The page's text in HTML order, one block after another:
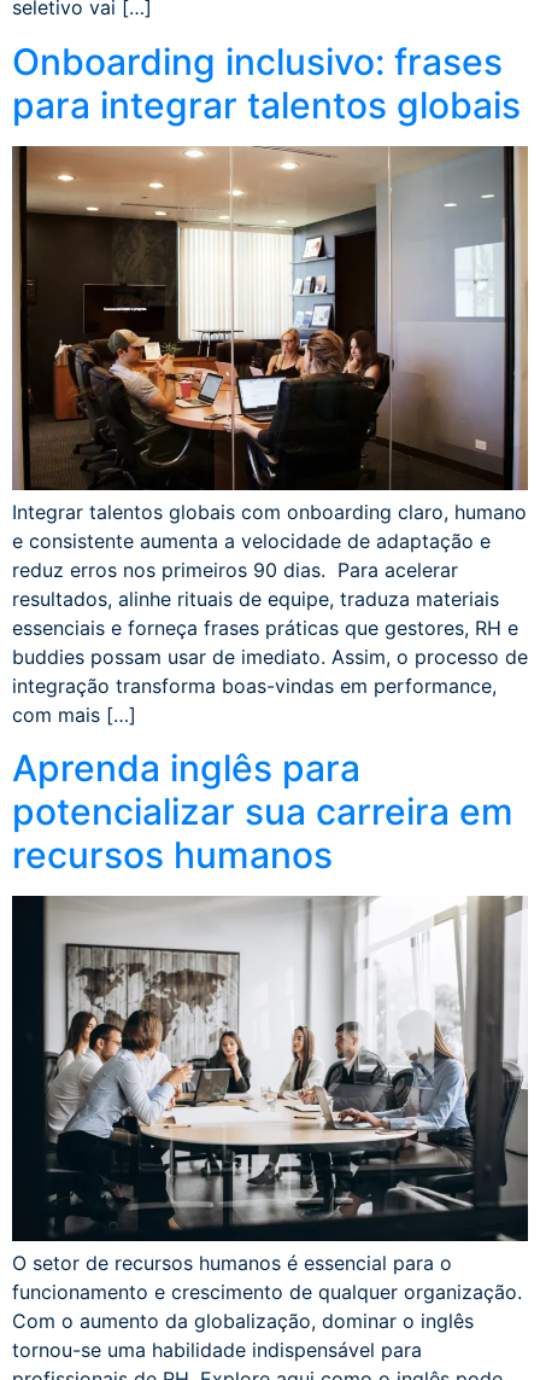
seletivo vai […]
Onboarding inclusivo: frases
para integrar talentos globais
Integrar talentos globais com onboarding claro, humano
e consistente aumenta a velocidade de adaptação e
reduz erros nos primeiros 90 dias. Para acelerar
resultados, alinhe rituais de equipe, traduza materiais
essenciais e forneça frases práticas que gestores, RH e
buddies possam usar de imediato. Assim, o processo de
integração transforma boas-vindas em performance,
com mais […]
Aprenda inglês para
potencializar sua carreira em
recursos humanos
O setor de recursos humanos é essencial para o
funcionamento e crescimento de qualquer organização.
Com o aumento da globalização, dominar o inglês
tornou-se uma habilidade indispensável para